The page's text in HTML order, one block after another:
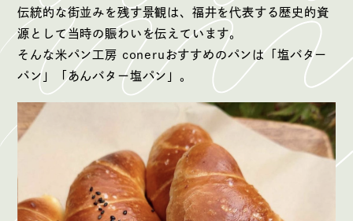
伝統的な街並みを残す景観は、福井を代表する歴史的資
源として当時の賑わいを伝えています。
そんな米パン工房 coneruおすすめのパンは「塩バター
パン」「あんバター塩パン」。